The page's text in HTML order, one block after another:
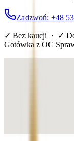
Zadzwoń: +48
✓ Bez kaucji · ✓
Gotówka z OC